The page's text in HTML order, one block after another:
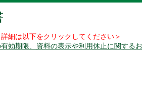
細は以下をクリックしてください＞
効期限、資料の表示や利用休止に関する